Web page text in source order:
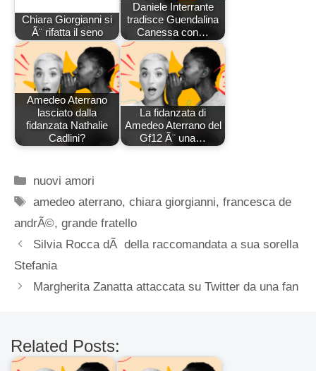
Chiara Giorgianni si
Ã¨ rifatta il seno
Daniele Interrante
tradisce Guendalina
Canessa con…
Amedeo Aterrano
lasciato dalla
fidanzata Nathalie
Cadlini?
La fidanzata di
Amedeo Aterrano del
Gf12 Ã¨ una…
Categorie
nuovi amori
Tag
amedeo aterrano,chiara giorgianni,francesca de
andrÃ©, grande fratello
Silvia Rocca dÃ della raccomandata a sua sorella
Stefania
Margherita Zanatta attaccata su Twitter da una fan
Related Posts: